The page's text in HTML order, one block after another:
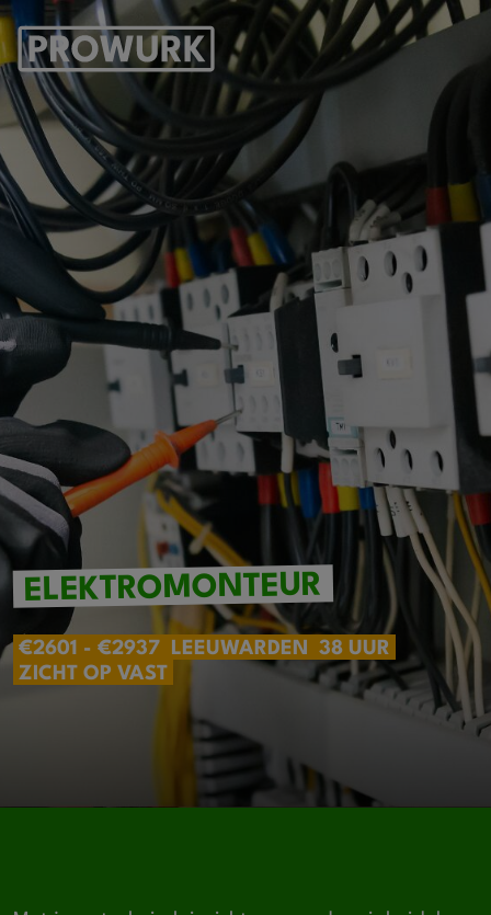
ELEKTROMONTEUR
€2601 - €2937 LEEUWARDEN
38 UUR
ZICHT OP VAST